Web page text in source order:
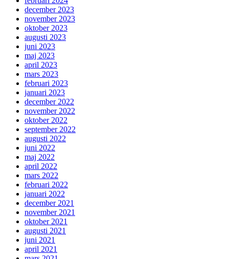
december 2023
november 2023
oktober 2023
augusti 2023
juni 2023
maj 2023
april 2023
mars 2023
februari 2023
januari 2023
december 2022
november 2022
oktober 2022
september 2022
augusti 2022
juni 2022
maj 2022
april 2022
mars 2022
februari 2022
januari 2022
december 2021
november 2021
oktober 2021
augusti 2021
juni 2021
april 2021